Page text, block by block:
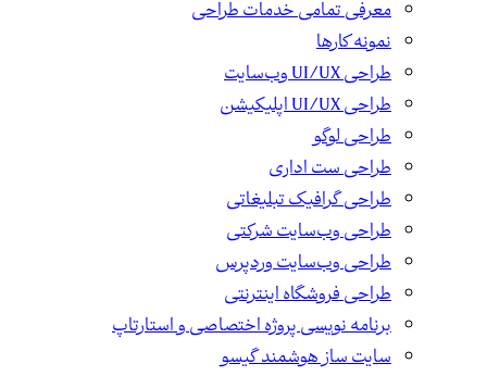
معرفی تمامی خدمات طراحی
نمونه کارها
طراحی UI/UX وب‌سایت
طراحی UI/UX اپلیکیشن
طراحی لوگو
طراحی ست اداری
طراحی گرافیک تبلیغاتی
طراحی وب‌سایت شرکتی
طراحی وب‌سایت وردپرس
طراحی فروشگاه اینترنتی
برنامه نویسی پروژه اختصاصی و استارتاپ
سایت ساز هوشمند گیسو